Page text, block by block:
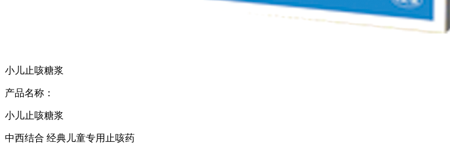
小儿止咳糖浆
产品名称：
小儿止咳糖浆
中西结合 经典儿童专用止咳药